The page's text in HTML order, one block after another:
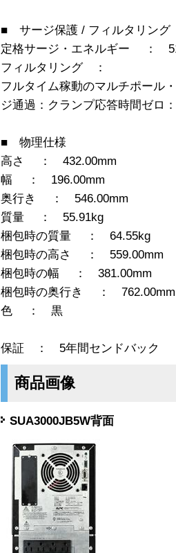
■ サージ保護 / フィルタリング
定格サージ・エネルギー ：
フィルタリング ：
フルタイム稼動のマルチポール
ジ通過：クランプ応答時間ゼロ
■ 物理仕様
高さ ： 432.00mm
幅 ： 196.00mm
奥行き ： 546.00mm
質量 ： 55.91kg
梱包時の質量 ： 64.55kg
梱包時の高さ ： 559.00mm
梱包時の幅 ： 381.00mm
梱包時の奥行き ： 762.00mm
色 ： 黒
保証 ： 5年間センドバック
商品画像
SUA3000JB5W背面